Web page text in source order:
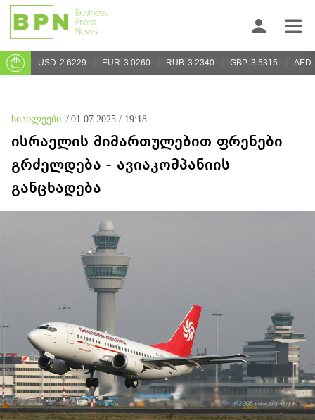
USD 2.6229 EUR 3.0260 RUB 3.2340 GBP 3.5315 AED
სიახლეები / 01.07.2025 / 19:18
ისრაელის მიმართულებით ფრენები
გრძელდება - ავიაკომპანიის
განცხადება